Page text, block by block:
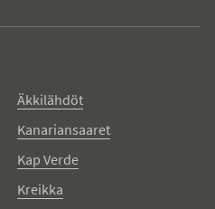
Äkkilähdöt
Kanariansaaret
Kap Verde
Kreikka